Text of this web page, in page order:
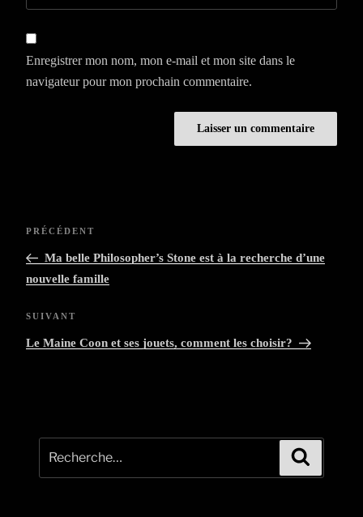
Enregistrer mon nom, mon e-mail et mon site dans le
navigateur pour mon prochain commentaire.
Navigation
l’article
Article
précédent
PRÉCÉDENT
Ma belle Philosopher’s Stone est à la recherche d’une
nouvelle famille
Article
suivant
SUIVANT
Le Maine Coon et ses jouets, comment les choisir?